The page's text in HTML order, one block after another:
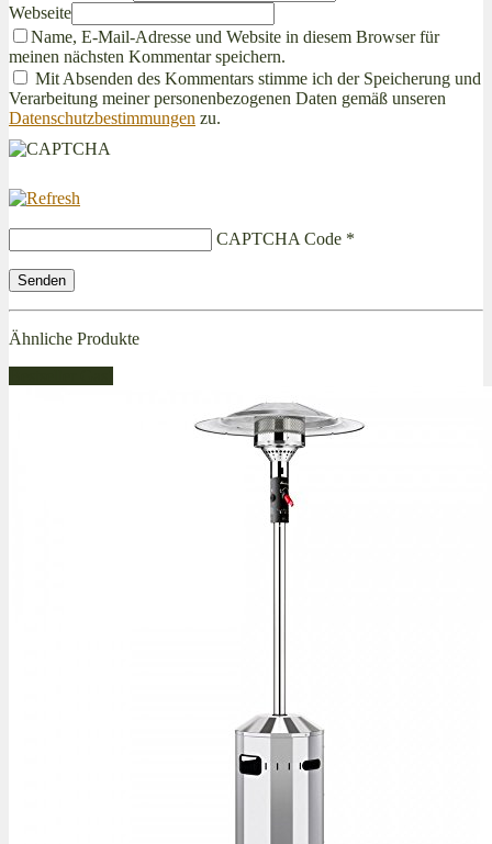
Webseite
Name, E-Mail-Adresse und Website in diesem Browser für
meinen nächsten Kommentar speichern.
Mit Absenden des Kommentars stimme ich der Speicherung und
Verarbeitung meiner personenbezogenen Daten gemäß unseren
Datenschutzbestimmungen zu.
CAPTCHA Code *
Ähnliche Produkte